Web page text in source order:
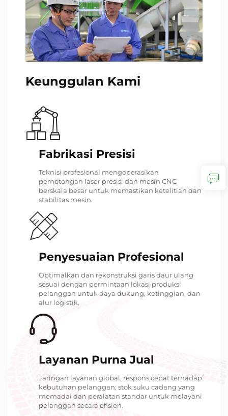
Keunggulan Kami
Fabrikasi Presisi
Teknisi profesional mengoperasikan
pemotongan laser presisi dan mesin CNC
berskala besar untuk memastikan ketelitian dan
stabilitas mesin.
Penyesuaian Profesional
Optimalkan dan rekonstruksi garis daur ulang
sesuai dengan permintaan lokasi produksi
pelanggan untuk daya dukung, ketinggian, dan
alur logistik.
Layanan Purna Jual
Jaringan layanan global, respons cepat terhadap
kebutuhan pelanggan; stok suku cadang yang
memadai dan peralatan standar untuk melayani
pelanggan secara efisien.